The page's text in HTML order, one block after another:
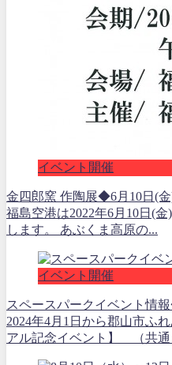
イベント開催
金四郎窯 作陶展◆6月10日(
福島空港は2022年6月10日(
します。 あぶくま高原の...
イベント開催
スペースパークイベント情
2024年4月1日から郡山市ふ
アル記念イベント】 （共通